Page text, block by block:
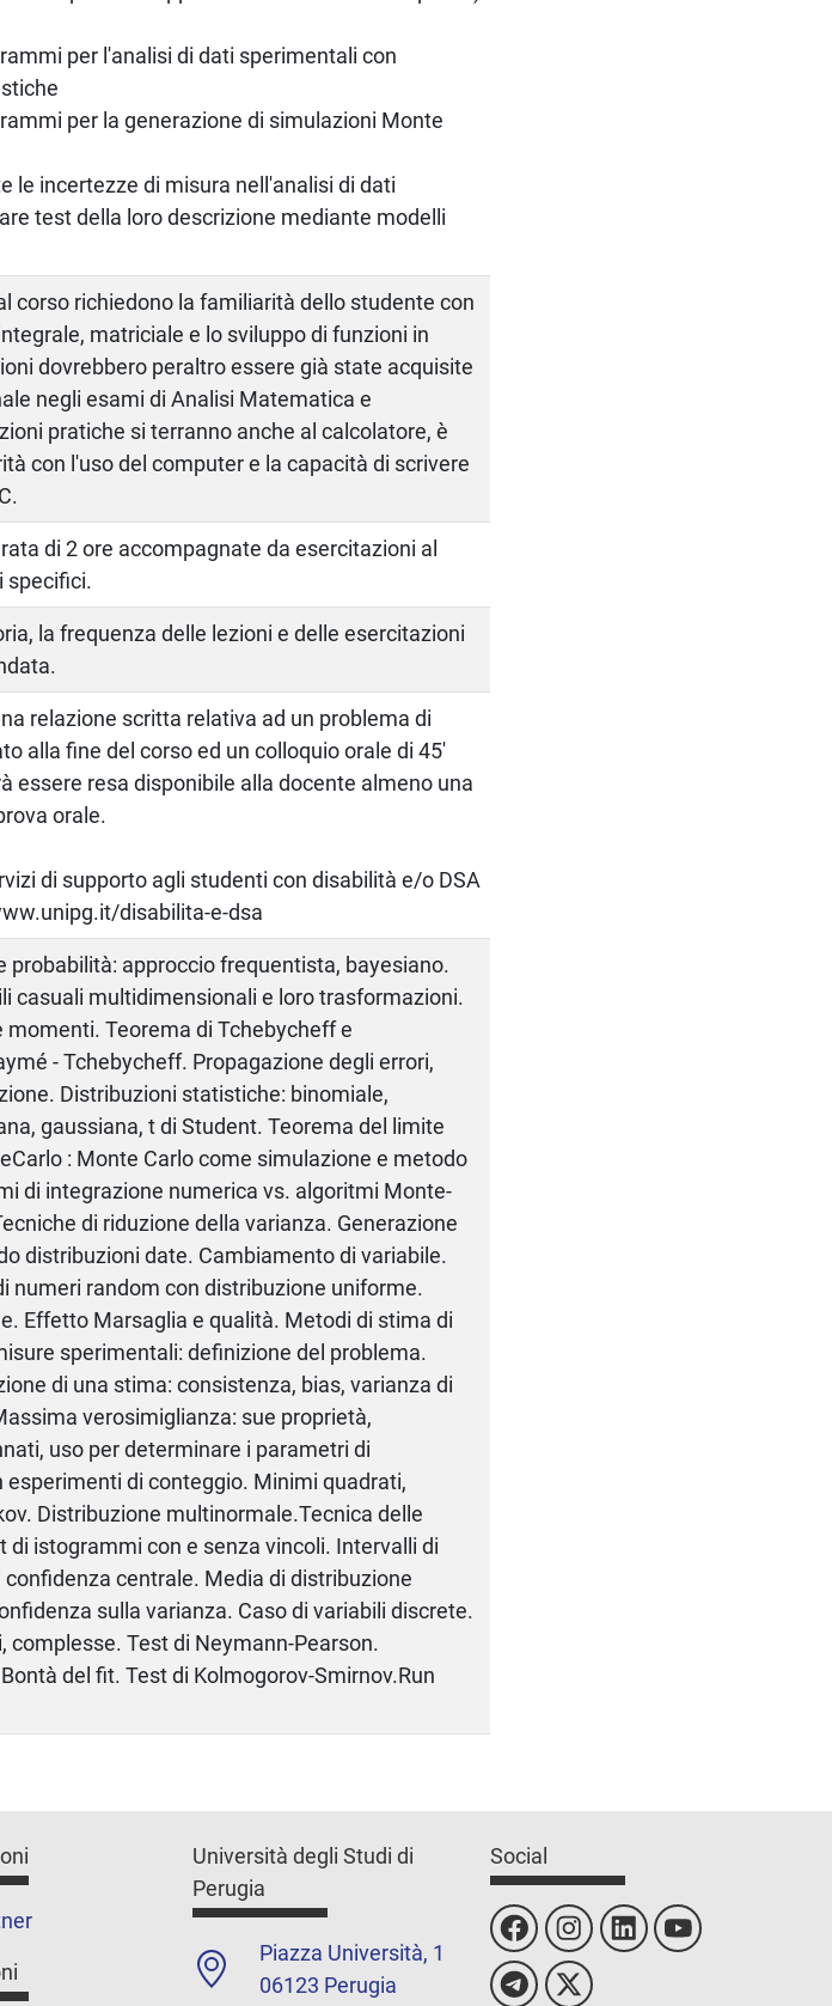
per l'analisi di dati sperimentali con
per la generazione di simulazioni Monte
le incertezze di misura nell'analisi di dati
test della loro descrizione mediante modelli
corso richiedono la familiarità dello studente con
matriciale e lo sviluppo di funzioni in
dovrebbero peraltro essere già state acquisite
negli esami di Analisi Matematica e
pratiche si terranno anche al calcolatore, è
con l'uso del computer e la capacità di scrivere
di 2 ore accompagnate da esercitazioni al
specifici.
la frequenza delle lezioni e delle esercitazioni
relazione scritta relativa ad un problema di
alla fine del corso ed un colloquio orale di 45'
essere resa disponibile alla docente almeno una
orale.
di supporto agli studenti con disabilità e/o DSA
disabilita-e-dsa
probabilità: approccio frequentista, bayesiano.
casuali multidimensionali e loro trasformazioni.
momenti. Teorema di Tchebycheff e
- Tchebycheff. Propagazione degli errori,
Distribuzioni statistiche: binomiale,
gaussiana, t di Student. Teorema del limite
: Monte Carlo come simulazione e metodo
di integrazione numerica vs. algoritmi Monte-
di riduzione della varianza. Generazione
distribuzioni date. Cambiamento di variabile.
numeri random con distribuzione uniforme.
Effetto Marsaglia e qualità. Metodi di stima di
sperimentali: definizione del problema.
di una stima: consistenza, bias, varianza di
verosimiglianza: sue proprietà,
uso per determinare i parametri di
di conteggio. Minimi quadrati,
Distribuzione multinormale.Tecnica delle
di istogrammi con e senza vincoli. Intervalli di
centrale. Media di distribuzione
sulla varianza. Caso di variabili discrete.
complesse. Test di Neymann-Pearson.
del fit. Test di Kolmogorov-Smirnov.Run
Università degli Studi di
Perugia
Piazza Università, 1
06123 Perugia
Social